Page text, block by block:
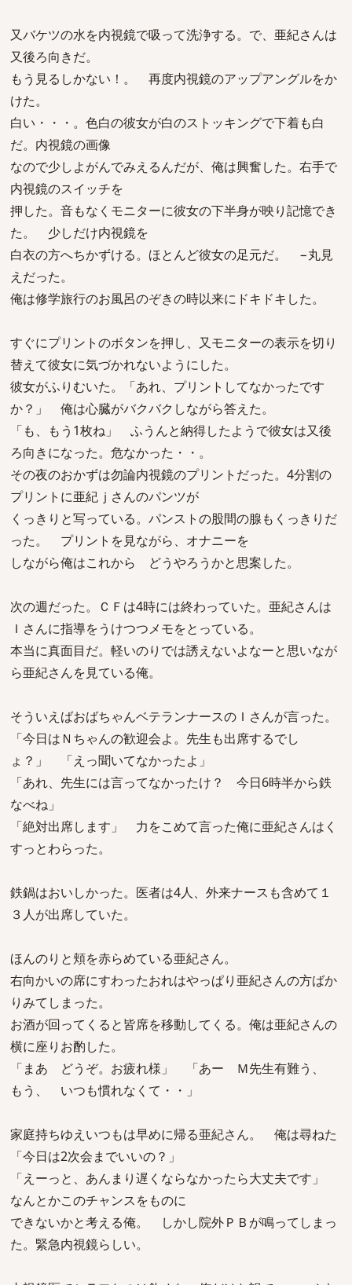
又バケツの水を内視鏡で吸って洗浄する。で、亜紀さんは
又後ろ向きだ。
もう見るしかない！。 再度内視鏡のアップアングルをか
けた。
白い・・・。色白の彼女が白のストッキングで下着も白
だ。内視鏡の画像
なので少しよがんでみえるんだが、俺は興奮した。右手で
内視鏡のスイッチを
押した。音もなくモニターに彼女の下半身が映り記憶でき
た。 少しだけ内視鏡を
白衣の方へちかずける。ほとんど彼女の足元だ。 −丸見
えだった。
俺は修学旅行のお風呂のぞきの時以来にドキドキした。
すぐにプリントのボタンを押し、又モニターの表示を切り
替えて彼女に気づかれないようにした。
彼女がふりむいた。「あれ、プリントしてなかったです
か？」 俺は心臓がバクバクしながら答えた。
「も、もう1枚ね」 ふうんと納得したようで彼女は又後
ろ向きになった。危なかった・・。
その夜のおかずは勿論内視鏡のプリントだった。4分割の
プリントに亜紀ｊさんのパンツが
くっきりと写っている。パンストの股間の腺もくっきりだ
った。 プリントを見ながら、オナニーを
しながら俺はこれから どうやろうかと思案した。
次の週だった。ＣＦは4時には終わっていた。亜紀さんは
Ｉさんに指導をうけつつメモをとっている。
本当に真面目だ。軽いのりでは誘えないよなーと思いなが
ら亜紀さんを見ている俺。
そういえばおばちゃんベテランナースのＩさんが言った。
「今日はＮちゃんの歓迎会よ。先生も出席するでし
ょ？」 「えっ聞いてなかったよ」
「あれ、先生には言ってなかったけ？ 今日6時半から鉄
なべね」
「絶対出席します」 力をこめて言った俺に亜紀さんはく
すっとわらった。
鉄鍋はおいしかった。医者は4人、外来ナースも含めて１
３人が出席していた。
ほんのりと頬を赤らめている亜紀さん。
右向かいの席にすわったおれはやっぱり亜紀さんの方ばか
りみてしまった。
お酒が回ってくると皆席を移動してくる。俺は亜紀さんの
横に座りお酌した。
「まあ どうぞ。お疲れ様」 「あー Ｍ先生有難う、
もう、 いつも慣れなくて・・」
家庭持ちゆえいつもは早めに帰る亜紀さん。 俺は尋ねた
「今日は2次会までいいの？」
「えーっと、あんまり遅くならなかったら大丈夫です」
なんとかこのチャンスをものに
できないかと考える俺。 しかし院外ＰＢが鳴ってしまっ
た。緊急内視鏡らしい。